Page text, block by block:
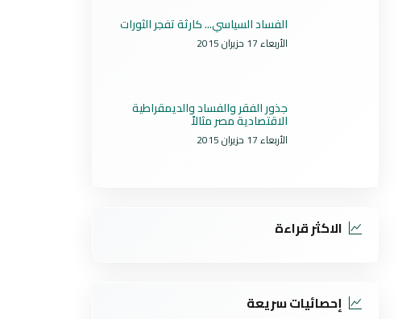
الفساد السياسي... كارثة تفجر الثورات
الأربعاء 17 حزيران 2015
جذور الفقر والفساد والديمقراطية
الاقتصادية مصر مثالاً
الأربعاء 17 حزيران 2015
الاكثر قراءة
إحصائيات سريعة